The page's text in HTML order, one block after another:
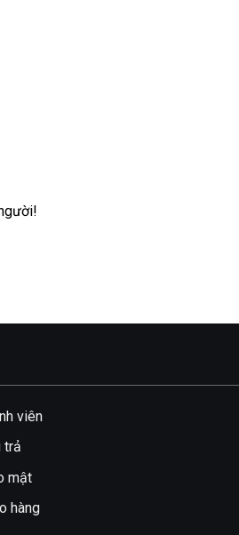
viên
trả
mật
hàng